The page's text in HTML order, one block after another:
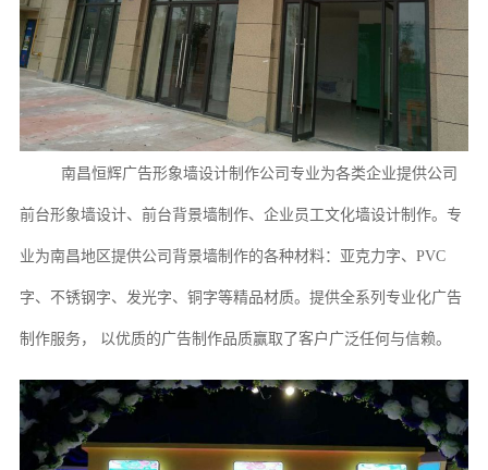
南昌恒辉广告形象墙设计制作公司专业为各类企业提供公司
前台形象墙设计、前台背景墙制作、企业员工文化墙设计制作。专
业为南昌地区提供公司背景墙制作的各种材料：亚克力字、 PVC
字、不锈钢字、发光字、铜字等精品材质。提供全系列专业化广告
制作服务， 以优质的广告制作品质赢取了客户广泛任何与信赖。